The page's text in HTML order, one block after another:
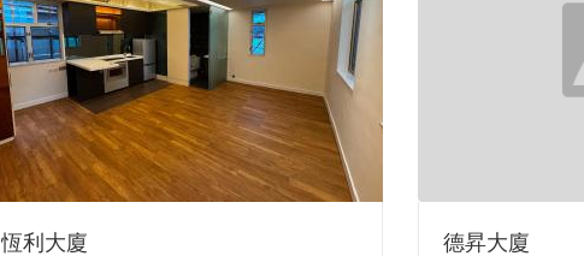
恆利大廈 德昇大廈